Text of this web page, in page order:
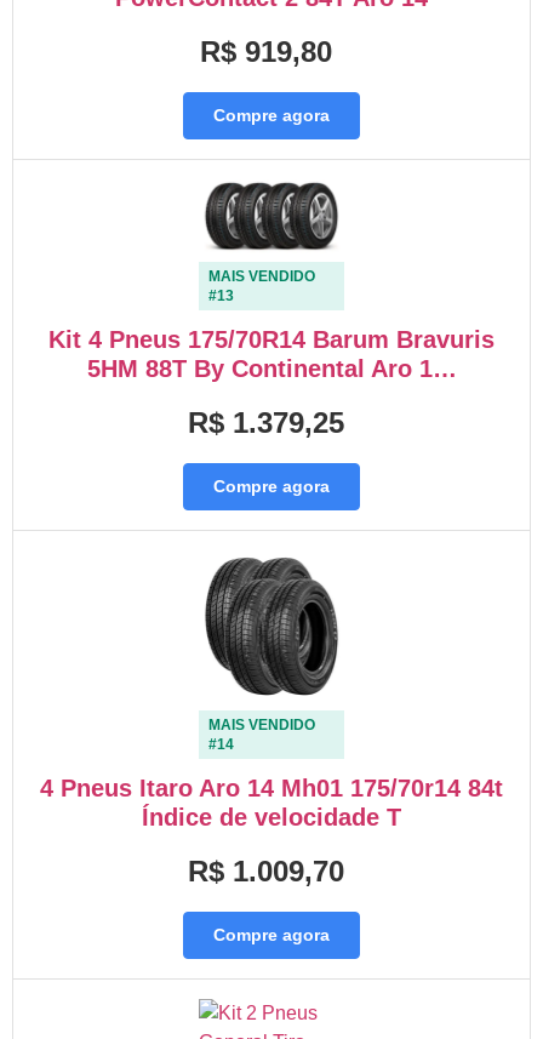
R$ 919,80
Compre agora
MAIS VENDIDO
#13
Kit 4 Pneus 175/70R14 Barum Bravuris
5HM 88T By Continental Aro 1…
R$ 1.379,25
Compre agora
MAIS VENDIDO
#14
4 Pneus Itaro Aro 14 Mh01 175/70r14 84t
Índice de velocidade T
R$ 1.009,70
Compre agora